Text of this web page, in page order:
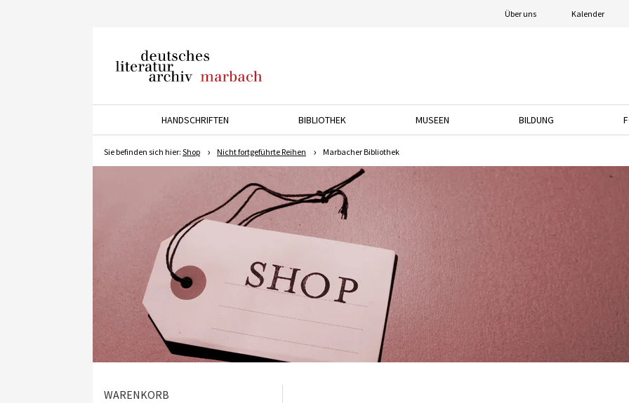
Über uns Kalender
Marbach
HANDSCHRIFTEN
BIBLIOTHEK
MUSEEN
BILDUNG
Sie befinden sich hier: Shop Nicht fortgeführte Reihen Marbacher Bibliothek
WARENKORB